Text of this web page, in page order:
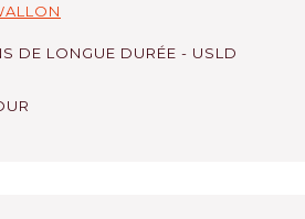
DE LONGUE DURÉE - USLD